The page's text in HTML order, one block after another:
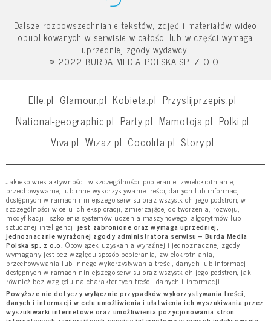
Dalsze rozpowszechnianie tekstów, zdjęć i materiałów wideo
opublikowanych w serwisie w całości lub w części wymaga
uprzedniej zgody wydawcy.
© 2022 BURDA MEDIA POLSKA SP. Z O.O.
Elle.pl Glamour.pl Kobieta.pl Przyslijprzepis.pl
National-geographic.pl Party.pl Mamotoja.pl Polki.pl
Viva.pl Wizaz.pl Cocolita.pl Story.pl
Jakiekolwiek aktywności, w szczególności: pobieranie, zwielokrotnianie,
przechowywanie, lub inne wykorzystywanie treści, danych lub informacji
dostępnych w ramach niniejszego serwisu oraz wszystkich jego podstron, w
szczególności w celu ich eksploracji, zmierzającej do tworzenia, rozwoju,
modyfikacji i szkolenia systemów uczenia maszynowego, algorytmów lub
sztucznej inteligencji jest zabronione oraz wymaga uprzedniej,
jednoznacznie wyrażonej zgody administratora serwisu – Burda Media
Polska sp. z o.o. Obowiązek uzyskania wyraźnej i jednoznacznej zgody
wymagany jest bez względu sposób pobierania, zwielokrotniania,
przechowywania lub innego wykorzystywania treści, danych lub informacji
dostępnych w ramach niniejszego serwisu oraz wszystkich jego podstron, jak
również bez względu na charakter tych treści, danych i informacji.
Powyższe nie dotyczy wyłącznie przypadków wykorzystywania treści,
danych i informacji w celu umożliwienia i ułatwienia ich wyszukiwania przez
wyszukiwarki internetowe oraz umożliwienia pozycjonowania stron